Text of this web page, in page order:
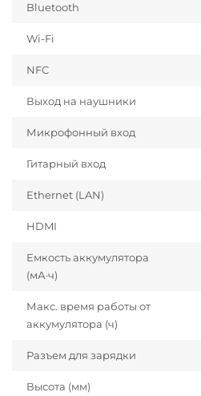
Bluetooth
Wi-Fi
NFC
Выход на наушники
Микрофонный вход
Гитарный вход
Ethernet (LAN)
HDMI
Емкость аккумулятора
(мА·ч)
Макс. время работы от
аккумулятора (ч)
Разъем для зарядки
Высота (мм)